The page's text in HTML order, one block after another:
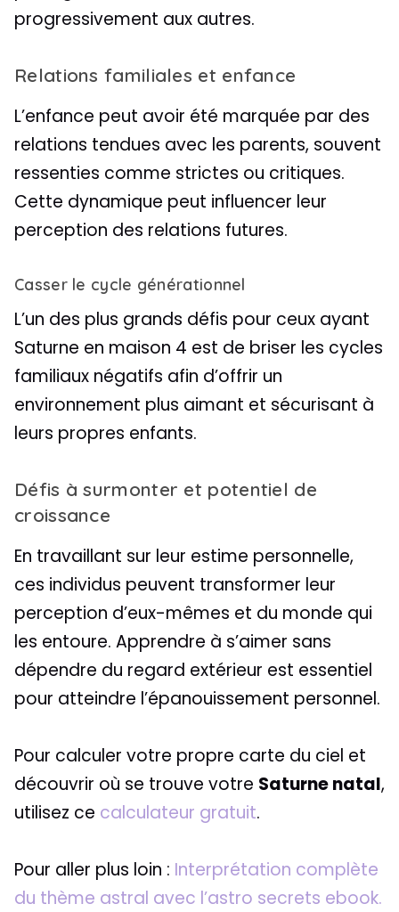
progressivement aux autres.
Relations familiales et enfance
L’enfance peut avoir été marquée par des
relations tendues avec les parents, souvent
ressenties comme strictes ou critiques.
Cette dynamique peut influencer leur
perception des relations futures.
Casser le cycle générationnel
L’un des plus grands défis pour ceux ayant
Saturne en maison 4 est de briser les cycles
familiaux négatifs afin d’offrir un
environnement plus aimant et sécurisant à
leurs propres enfants.
Défis à surmonter et potentiel de
croissance
En travaillant sur leur estime personnelle,
ces individus peuvent transformer leur
perception d’eux-mêmes et du monde qui
les entoure. Apprendre à s’aimer sans
dépendre du regard extérieur est essentiel
pour atteindre l’épanouissement personnel.
Pour calculer votre propre carte du ciel et
découvrir où se trouve votre Saturne natal,
utilisez ce calculateur gratuit.
Pour aller plus loin : Interprétation complète
du thème astral avec l’astro secrets ebook.